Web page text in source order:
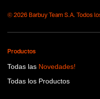
© 2026 Barbuy Team S.A. Todos
Productos
Todas las Novedades!
Todas los Productos